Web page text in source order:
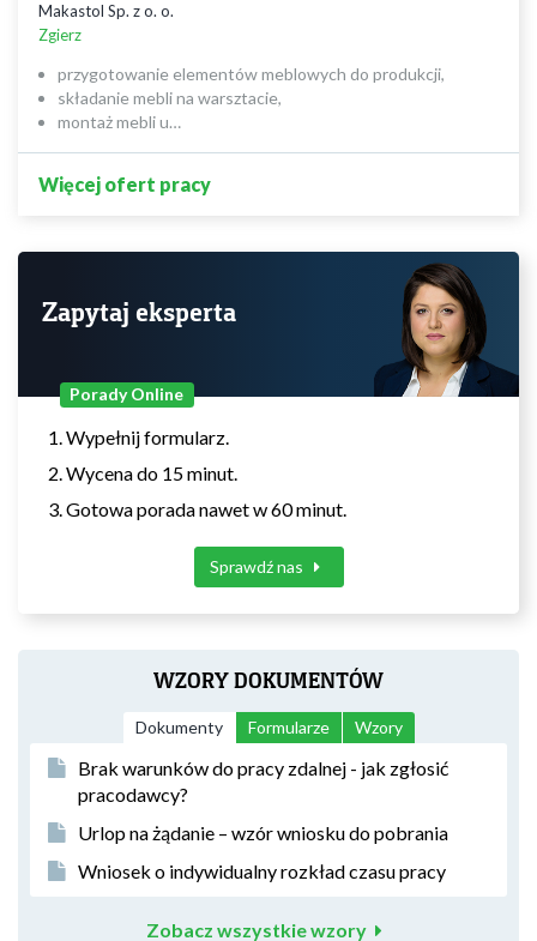
Makastol Sp. z o. o.
Zgierz
przygotowanie elementów meblowych do produkcji,
składanie mebli na warsztacie,
montaż mebli u…
Więcej ofert pracy
Zapytaj eksperta
Porady Online
Wypełnij formularz.
Wycena do 15 minut.
Gotowa porada nawet w 60 minut.
Sprawdź nas
WZORY DOKUMENTÓW
Dokumenty Formularze Wzory
Brak warunków do pracy zdalnej - jak zgłosić
pracodawcy?
Urlop na żądanie – wzór wniosku do pobrania
Wniosek o indywidualny rozkład czasu pracy
Zobacz wszystkie wzory